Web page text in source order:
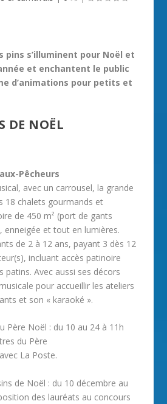
pins s’illuminent pour Noël et
et enchantent le public
d’animations pour petits et
DE NOËL
Pêcheurs
avec un carrousel, la grande
18 chalets gourmands et
de 450 m² (port de gants
enneigée et tout en lumières.
de 2 à 12 ans, payant 3 dès 12
incluant accès patinoire
patins. Avec aussi ses décors
pour accueillir les ateliers
et son « karaoké ».
Père Noël : du 10 au 24 à 11h
du Père
La Poste.
de Noël : du 10 décembre au
des lauréats au concours